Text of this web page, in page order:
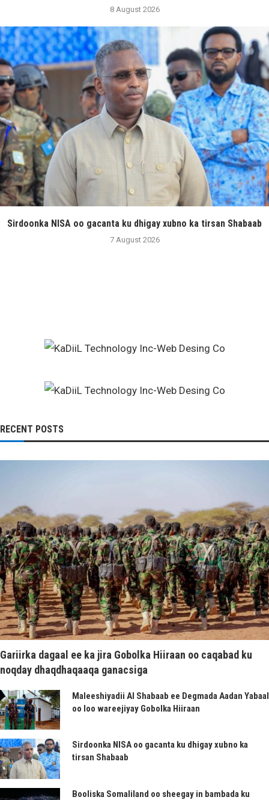
8 August 2026
Sirdoonka NISA oo gacanta ku dhigay xubno ka tirsan Shabaab
7 August 2026
RECENT POSTS
Gariirka dagaal ee ka jira Gobolka Hiiraan oo caqabad ku
noqday dhaqdhaqaaqa ganacsiga
Maleeshiyadii Al Shabaab ee Degmada Aadan Yabaal
oo loo wareejiyay Gobolka Hiiraan
Sirdoonka NISA oo gacanta ku dhigay xubno ka
tirsan Shabaab
Booliska Somaliland oo sheegay in bambada ku